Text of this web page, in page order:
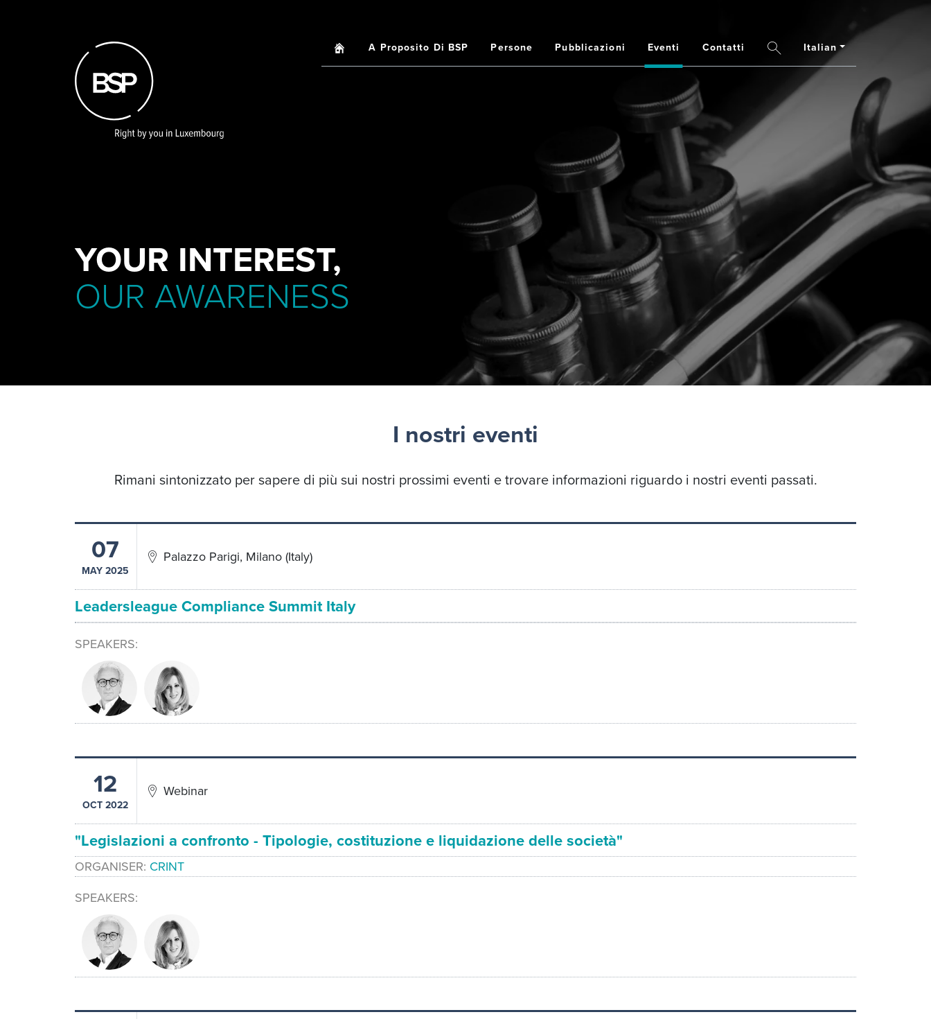
Main
navigation
HomeA Proposito Di BSP Persone Pubblicazioni Eventi Contatti SearchItalian
YOUR INTEREST,
OUR AWARENESS
I nostri eventi
Rimani sintonizzato per sapere di più sui nostri prossimi eventi e trovare informazioni riguardo i nostri eventi passati.
07
MAY 2025
Palazzo Parigi, Milano (Italy)
Leadersleague Compliance Summit Italy
SPEAKERS
12
OCT 2022
Webinar
"Legislazioni a confronto - Tipologie, costituzione e liquidazione delle società"
ORGANISER CRINT
SPEAKERS